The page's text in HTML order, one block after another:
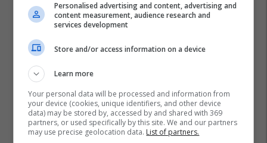
Ligji Për Përfaqësim Të Drejtë Dhe Adekuat - Mk
Personalised advertising and content, advertising and
content measurement, audience research and
services development
Store and/or access information on a device
Learn more
Your personal data will be processed and information from
your device (cookies, unique identifiers, and other device
data) may be stored by, accessed by and shared with 369
partners, or used specifically by this site. We and our partners
may use precise geolocation data. List of partners.